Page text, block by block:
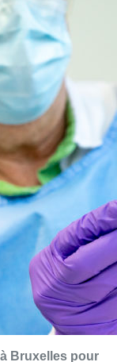
Bruxelles pour